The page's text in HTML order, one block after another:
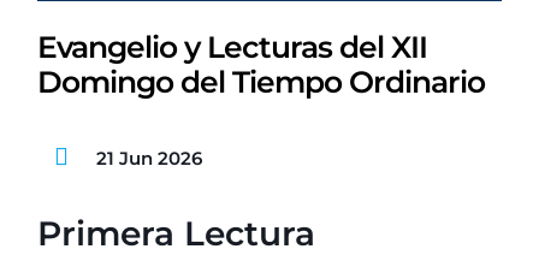
Evangelio y Lecturas del XII
Domingo del Tiempo Ordinario
21 Jun 2026
Primera Lectura